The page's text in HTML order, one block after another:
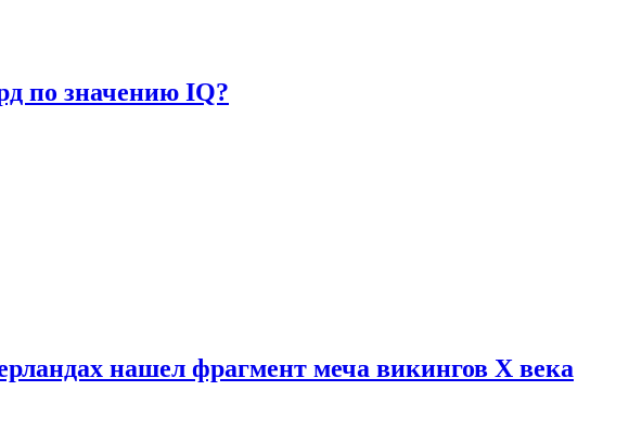
по значению IQ?
нашел фрагмент меча викингов X века